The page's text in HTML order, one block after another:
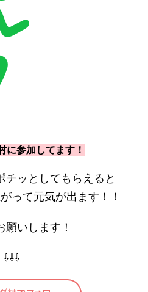
に参加してます！
チッとしてもらえると
って元気が出ます！！
願いします！
⇩⇩⇩